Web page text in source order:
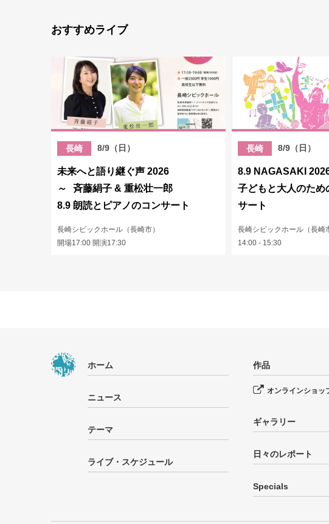
おすすめライブ
長崎 8/9（日）
未来へと語り継ぐ声 2026
～ 斉藤絹子 & 重松壮一郎
8.9 朗読とピアノのコンサート
長崎シビックホール（長崎市）
開場17:00 開演17:30
長崎 8/9（日）
8.9 NAGASAKI
子どもと大人のため
サート
長崎シビックホール（長崎
14:00 - 15:30
ホーム
ニュース
テーマ
ライブ・スケジュール
作品
オンラインショッ
ギャラリー
日々のレポート
Specials